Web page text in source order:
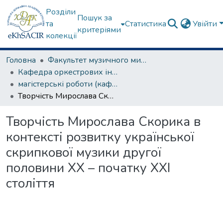
Розділи
та
колекції
Пошук за
критеріями
Статистика Увійти
Головна
Факультет музичного мистецтва
Кафедра оркестрових інструментів
магістерські роботи (кафедра оркестрових інструментів)
Творчість Мирослава Скорика в контексті розвитку української скрипкової музики другої половини ХХ – початку ХХІ століття
Творчість Мирослава Скорика в
контексті розвитку української
скрипкової музики другої
половини ХХ – початку ХХІ
століття